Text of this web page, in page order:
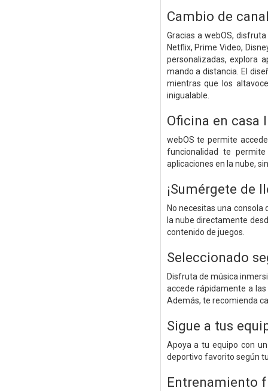
Cambio de
Gracias a webOS,
Netflix, Prime Video,
personalizadas, explora
mando a distancia. El
mientras que los
inigualable.
Oficina en casa
webOS te permite
funcionalidad te
aplicaciones en la nube,
¡Sumérgete de
No necesitas una
la nube directamente
contenido de juegos.
Seleccionado
Disfruta de música
accede rápidamente a
Además, te recomienda
Sigue a tus
Apoya a tu equipo con
deportivo favorito según
Entrenamiento